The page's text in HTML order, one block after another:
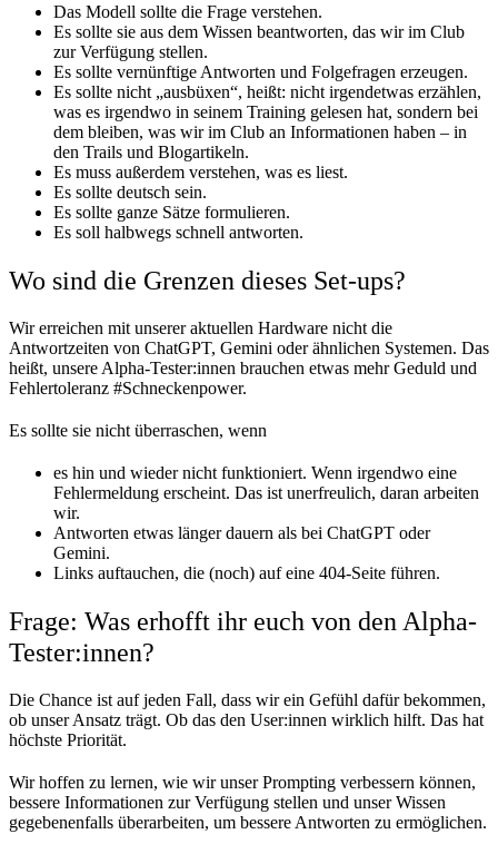
Das Modell sollte die Frage verstehen.
Es sollte sie aus dem Wissen beantworten, das wir im Club
zur Verfügung stellen.
Es sollte vernünftige Antworten und Folgefragen erzeugen.
Es sollte nicht „ausbüxen“, heißt: nicht irgendetwas erzählen,
was es irgendwo in seinem Training gelesen hat, sondern bei
dem bleiben, was wir im Club an Informationen haben – in
den Trails und Blogartikeln.
Es muss außerdem verstehen, was es liest.
Es sollte deutsch sein.
Es sollte ganze Sätze formulieren.
Es soll halbwegs schnell antworten.
Wo sind die Grenzen dieses Set-ups?
Wir erreichen mit unserer aktuellen Hardware nicht die
Antwortzeiten von ChatGPT, Gemini oder ähnlichen Systemen. Das
heißt, unsere Alpha-Tester:innen brauchen etwas mehr Geduld und
Fehlertoleranz #Schneckenpower.
Es sollte sie nicht überraschen, wenn
es hin und wieder nicht funktioniert. Wenn irgendwo eine
Fehlermeldung erscheint. Das ist unerfreulich, daran arbeiten
wir.
Antworten etwas länger dauern als bei ChatGPT oder
Gemini.
Links auftauchen, die (noch) auf eine 404-Seite führen.
Frage: Was erhofft ihr euch von den Alpha-
Tester:innen?
Die Chance ist auf jeden Fall, dass wir ein Gefühl dafür bekommen,
ob unser Ansatz trägt. Ob das den User:innen wirklich hilft. Das hat
höchste Priorität.
Wir hoffen zu lernen, wie wir unser Prompting verbessern können,
bessere Informationen zur Verfügung stellen und unser Wissen
gegebenenfalls überarbeiten, um bessere Antworten zu ermöglichen.